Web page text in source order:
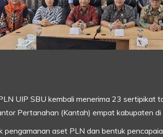
UIP SBU kembali menerima 23 sertipikat
Pertanahan (Kantah) empat kabupaten di
pengamanan aset PLN dan bentuk